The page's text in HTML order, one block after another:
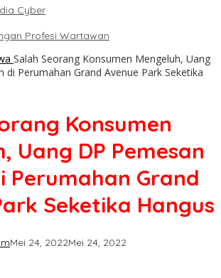
Cyber
Profesi Wartawan
Salah Seorang Konsumen Mengeluh, Uang
di Perumahan Grand Avenue Park Seketika
Konsumen
Uang DP Pemesan
Perumahan Grand
Seketika Hangus
Mei 24, 2022Mei 24, 2022